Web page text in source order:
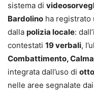
sistema di
Bardolino ha registrato
dalla polizia locale:
contestati 19 verbali,
Combattimento,
integrata dall’uso di
nelle aree segnalate